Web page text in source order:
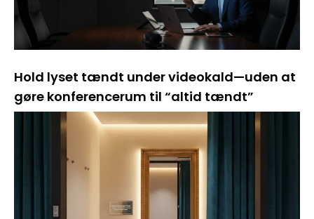
Hold lyset tændt under videokald—uden at
gøre konferencerum til “altid tændt”